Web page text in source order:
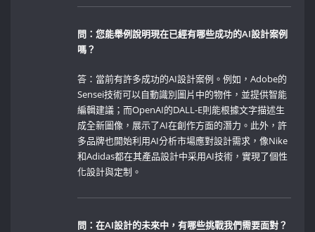
問：您能舉例說明現在已經有哪些成功的AI設計案例
嗎？
答：當前有許多成功的AI設計案例。例如，Adobe的
Sensei技術可以自動識別圖片中的物件，並提供智能
編輯建議；而OpenAI的DALL-E則能根據文字描述生
成全新圖像，展示了AI在創作方面的潛力。此外，許
多品牌也開始利用AI分析市場應對設計需求，像Nike
和Adidas都在其產品設計中采用AI技術，實現了個性
化設計與定制。
問：在AI設計的未來中，有哪些挑戰我們需要面對？